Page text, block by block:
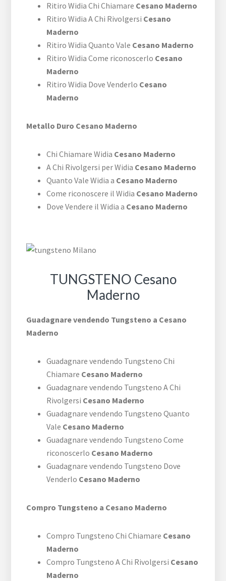
Ritiro Widia Chi Chiamare Cesano Maderno
Ritiro Widia A Chi Rivolgersi Cesano
Maderno
Ritiro Widia Quanto Vale Cesano Maderno
Ritiro Widia Come riconoscerlo Cesano
Maderno
Ritiro Widia Dove Venderlo Cesano
Maderno
Metallo Duro Cesano Maderno
Chi Chiamare Widia Cesano Maderno
A Chi Rivolgersi per Widia Cesano Maderno
Quanto Vale Widia a Cesano Maderno
Come riconoscere il Widia Cesano Maderno
Dove Vendere il Widia a Cesano Maderno
TUNGSTENO Cesano
Maderno
Guadagnare vendendo Tungsteno a Cesano
Maderno
Guadagnare vendendo Tungsteno Chi
Chiamare Cesano Maderno
Guadagnare vendendo Tungsteno A Chi
Rivolgersi Cesano Maderno
Guadagnare vendendo Tungsteno Quanto
Vale Cesano Maderno
Guadagnare vendendo Tungsteno Come
riconoscerlo Cesano Maderno
Guadagnare vendendo Tungsteno Dove
Venderlo Cesano Maderno
Compro Tungsteno a Cesano Maderno
Compro Tungsteno Chi Chiamare Cesano
Maderno
Compro Tungsteno A Chi Rivolgersi Cesano
Maderno